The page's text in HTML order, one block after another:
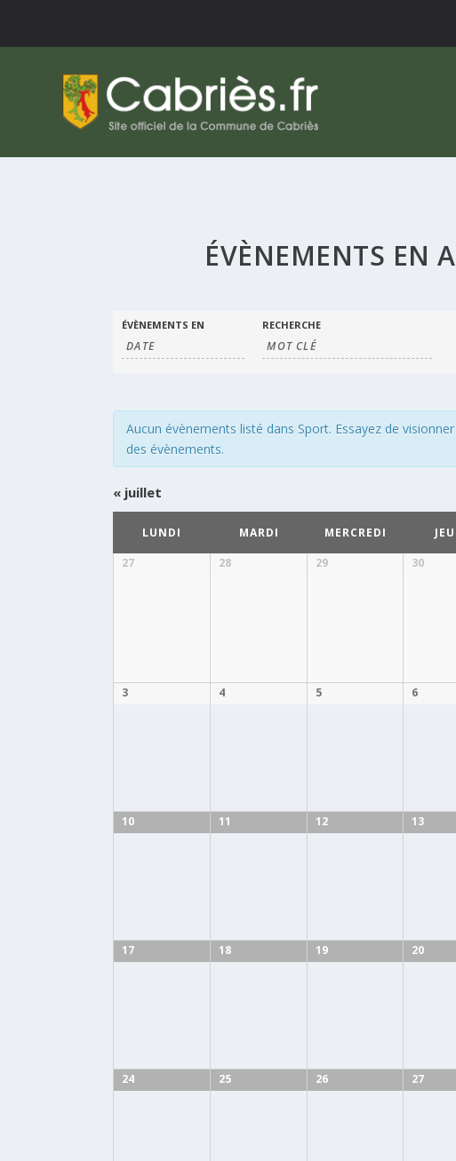
ÉVÈNEMENTS EN
RECHERCHE
ET
VUES
ÉVÈNEMENTS
RECHERCHER
ÉVÈNEMENTS
ÉVÈNEMENTS EN RECHERCHE
Aucun évènements listé dans Sport. Essayez de
des évènements.
« juillet
CALENDRIER
ÉVÈNEMENTS
Calendrier
LUNDI MARDI MERCREDI
27
28 29 30
3 4 5 6
10 11 12 13
17 18 19 20
24 25 26 27